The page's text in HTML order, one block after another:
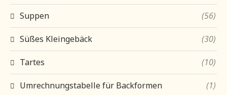
Suppen (56)
Süßes Kleingebäck (30)
Tartes (10)
Umrechnungstabelle für Backformen (1)